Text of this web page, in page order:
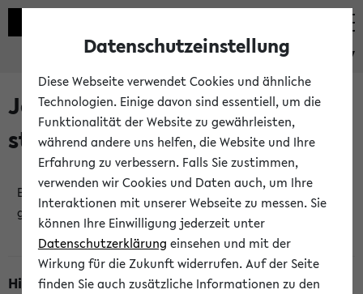
eKVV
Jetzt und in Kürze
stattfindende Veranstaltungen
Es wurden keine jetzt stattfindenden Veranstaltungen
gefunden!
Hinweise zur Liste
Datenschutzeinstellung
Diese Webseite verwendet Cookies und ähnliche
Technologien. Einige davon sind essentiell, um die
Funktionalität der Website zu gewährleisten,
während andere uns helfen, die Website und Ihre
Erfahrung zu verbessern. Falls Sie zustimmen,
verwenden wir Cookies und Daten auch, um Ihre
Interaktionen mit unserer Webseite zu messen. Sie
können Ihre Einwilligung jederzeit unter
Datenschutzerklärung einsehen und mit der
Wirkung für die Zukunft widerrufen. Auf der Seite
finden Sie auch zusätzliche Informationen zu den